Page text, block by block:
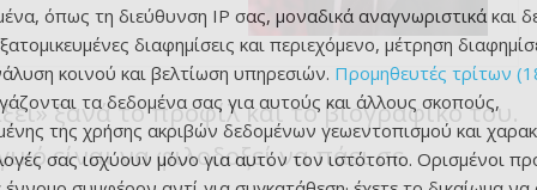
ξανά το προφίλ και το βιογραφικό του.
είναι να φιλοδοξεί να πάει σε
όπως τη διεύθυνση IP σας, μοναδικά αναγνωριστικά και
διαφημίσεις και περιεχόμενο, μέτρηση
κοινού και βελτίωση υπηρεσιών. Προμηθευτές τρίτων
τα δεδομένα σας για αυτούς και άλλους σκοπούς,
της χρήσης ακριβών δεδομένων γεωεντοπισμού και
σας ισχύουν μόνο για αυτόν τον ιστότοπο. Ορισμένοι